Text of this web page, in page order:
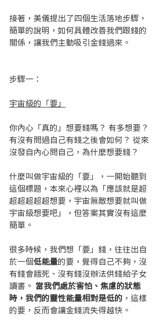
接著，美儀提出了四個生活落地步驟，
簡單的說明，如何具體改善我們跟錢的
關係，讓我們主動吸引金錢過來。
步驟一：
宇宙級的「要」
你內心「真的」想要錢嗎？ 有多想要？
有沒有問過自己有錢之後會如何？ 從來
沒發自內心問自己，為什麼想要錢？
什麼叫做宇宙級的「要」，一開始聽到
這個標題，本來心裡以為「應該就是超
超超超超超想要，宇宙無敵想要就叫做
宇宙級想要吧」，但答案其實沒有這麼
簡單。
很多時候，我們想「要」錢，往往出自
於一個低能量的要，覺得自己不夠，沒
有錢會餓死、沒有錢沒辦法供錢給子女
讀書。 當我們處於害怕、焦慮的狀態
時，我們的靈性能量相對是低的 ，這樣
的要，反而會讓金錢流失得越快。